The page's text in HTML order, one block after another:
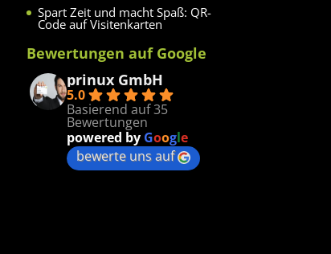
Spart Zeit und macht Spaß: QR-
Code auf Visitenkarten
Bewertungen auf Google
prinux GmbH
5.0
Basierend auf 35
Bewertungen
powered by Google
bewerte uns auf